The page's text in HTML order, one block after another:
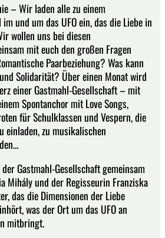
– Wir laden alle zu einem
und um das UFO ein, das die Liebe in
wollen uns bei diesen
mit euch den großen Fragen
Paarbeziehung? Was kann
Solidarität? Über einen Monat wird
einer Gastmahl-Gesellschaft – mit
Spontanchor mit Love Songs,
für Schulklassen und Vespern, die
einladen, zu musikalischen
Gastmahl-Gesellschaft gemeinsam
Mihály und der Regisseurin Franziska
das die Dimensionen der Liebe
was der Ort um das UFO an
mitbringt.